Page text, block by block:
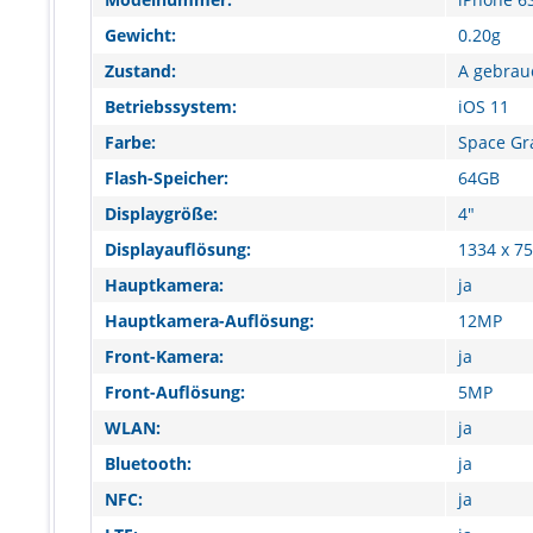
Gewicht:
0.20g
Zustand:
A
Betriebssystem:
iOS 11
Farbe:
Space
Flash-Speicher:
64GB
Displaygröße:
4"
Displayauflösung:
1334 x
Hauptkamera:
ja
Hauptkamera-Auflösung:
12MP
Front-Kamera:
ja
Front-Auflösung:
5MP
WLAN:
ja
Bluetooth:
ja
NFC:
ja